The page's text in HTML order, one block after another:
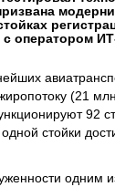
с оператором
(21
92
стойки
одним